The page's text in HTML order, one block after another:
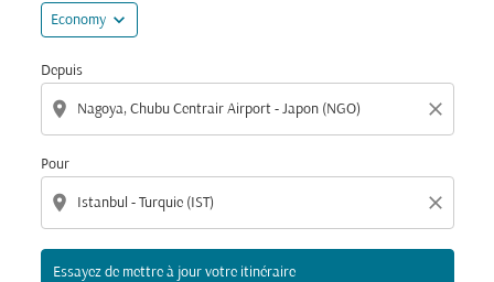
Economy expand_more
Depuis
location_on close
Pour
location_on close
Essayez de mettre à jour votre itinéraire